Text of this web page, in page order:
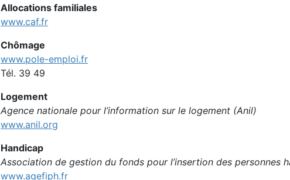
Allocations familiales
www.caf.fr
Chômage
www.pole-emploi.fr
Tél. 39 49
Logement
Agence nationale pour l’information sur le logement (Anil)
www.anil.org
Handicap
Association de gestion du fonds pour l’insertion des personnes
www.agefiph.fr